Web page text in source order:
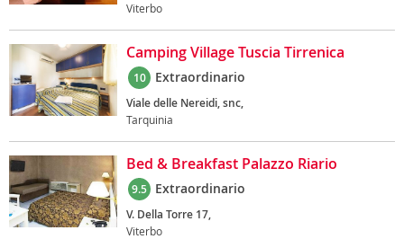
Viterbo
Camping Village Tuscia Tirrenica
10 Extraordinario
Viale delle Nereidi, snc,
Tarquinia
Bed & Breakfast Palazzo Riario
9.5 Extraordinario
V. Della Torre 17,
Viterbo